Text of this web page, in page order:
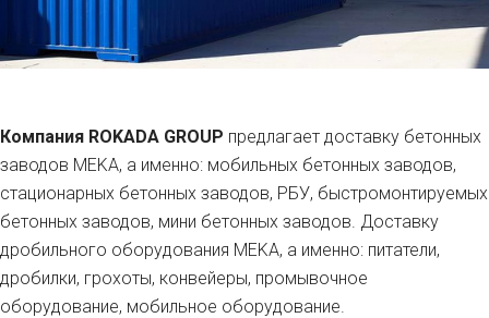
Компания ROKADA GROUP предлагает доставку бетонных
заводов MEKA, а именно: мобильных бетонных заводов,
стационарных бетонных заводов, РБУ, быстромонтируемых
бетонных заводов, мини бетонных заводов. Доставку
дробильного оборудования MEKA, а именно: питатели,
дробилки, грохоты, конвейеры, промывочное
оборудование, мобильное оборудование.